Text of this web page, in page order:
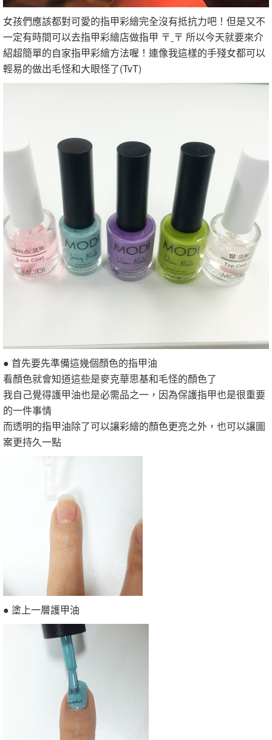
女孩們應該都對可愛的指甲彩繪完全沒有抵抗力吧！但是又不
一定有時間可以去指甲彩繪店做指甲 〒ˍ〒 所以今天就要來介
紹超簡單的自家指甲彩繪方法喔！連像我這樣的手殘女都可以
輕易的做出毛怪和大眼怪了(TvT)
● 首先要先準備這幾個顏色的指甲油
看顏色就會知道這些是麥克華思基和毛怪的顏色了
我自己覺得護甲油也是必需品之一，因為保護指甲也是很重要
的一件事情
而透明的指甲油除了可以讓彩繪的顏色更亮之外，也可以讓圖
案更持久一點
● 塗上一層護甲油